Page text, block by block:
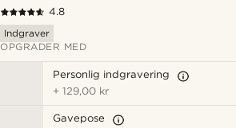
4.8
Indgraver
OPGRADER MED
Personlig indgravering
+129,00 kr
Gavepose